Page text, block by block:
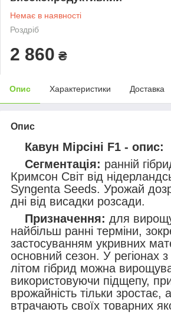
Немає в наявності
Роздріб
2 860 ₴
Опис Характеристики Доставка
Опис
Кавун Мірсіні F1 - опис:
Сегментація: ранній
Кримсон Світ від
Syngenta Seeds. Урожай
дні від висадки розсади.
Призначення: для
найбільш ранні терміни,
застосуванням укривних
основний сезон. У регіонах
літом гібрид можна
використовуючи підщепу,
врожайність тільки зростає,
втрачають своїх товарних